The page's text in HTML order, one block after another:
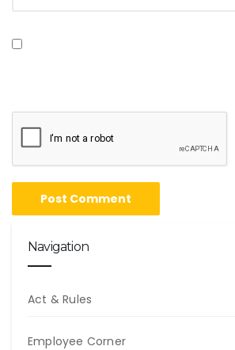
Navigation
Act & Rules
Employee Corner